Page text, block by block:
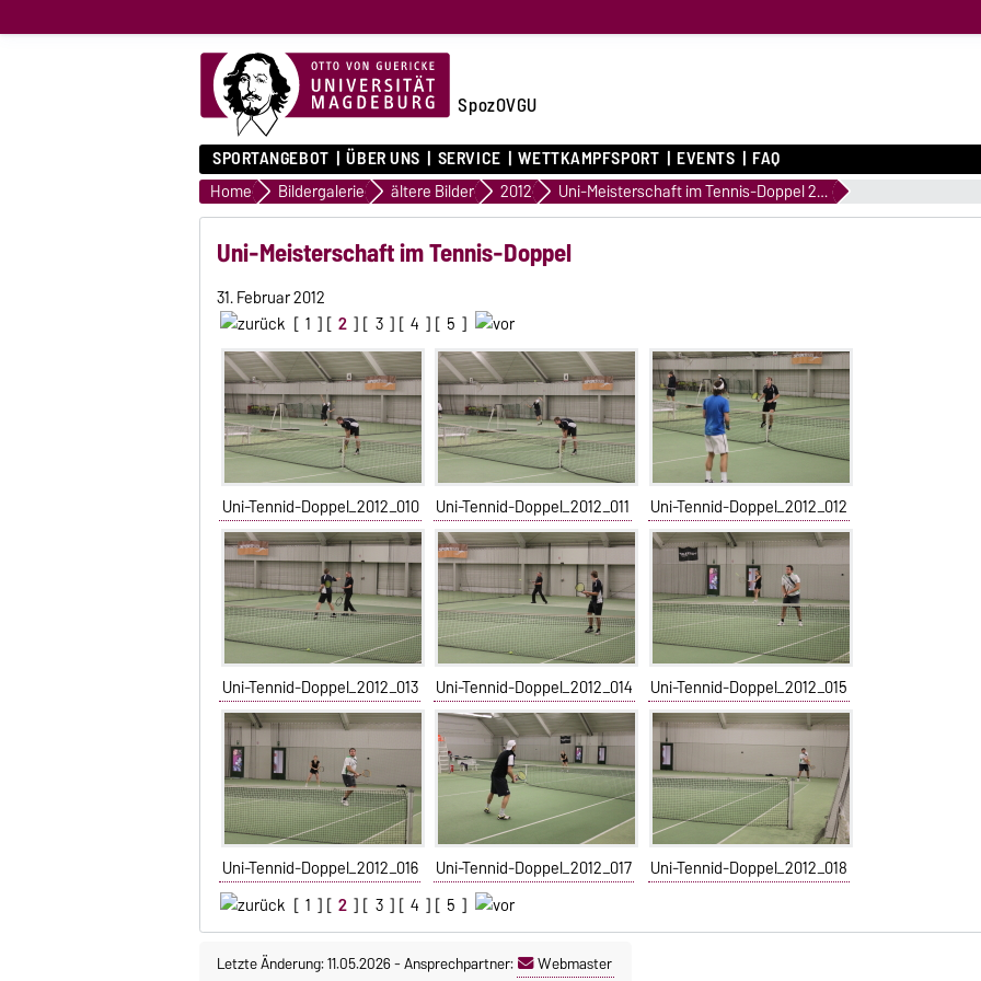
SpozOVGU
SPORTANGEBOT ÜBER UNS SERVICE WETTKAMPFSPORT EVENTS FAQ
Home Bildergalerie ältere Bilder 2012 Uni-Meisterschaft im Tennis-Doppel 2012
Uni-Meisterschaft im Tennis-Doppel
31. Februar 2012
[ 1 ] [ 2 ] [ 3 ] [ 4 ] [ 5 ]
Uni-Tennid-Doppel_2012_010 Uni-Tennid-Doppel_2012_011 Uni-Tennid-Doppel_2012_012
Uni-Tennid-Doppel_2012_013 Uni-Tennid-Doppel_2012_014 Uni-Tennid-Doppel_2012_015
Uni-Tennid-Doppel_2012_016 Uni-Tennid-Doppel_2012_017
Uni-Tennid-Doppel_2012_018
[ 1 ] [ 2 ] [ 3 ] [ 4 ] [ 5 ]
Letzte Änderung: 11.05.2026-Ansprechpartner: Webmaster